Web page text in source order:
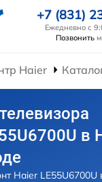
+7 (831)
Ежедневно с
Позвонить
Haier
Haier